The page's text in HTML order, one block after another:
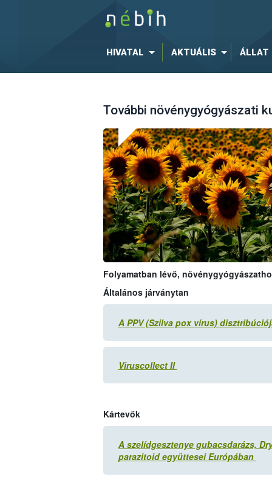
HIVATAL AKTUÁLIS ÁLLAT
További növénygyógyászati
Folyamatban lévő,
Általános járványtan
A PPV (Szilva pox vírus)
Viruscollect II
Kártevők
A szelídgesztenye gubacsdarázs,
parazitoid együttesei Európában